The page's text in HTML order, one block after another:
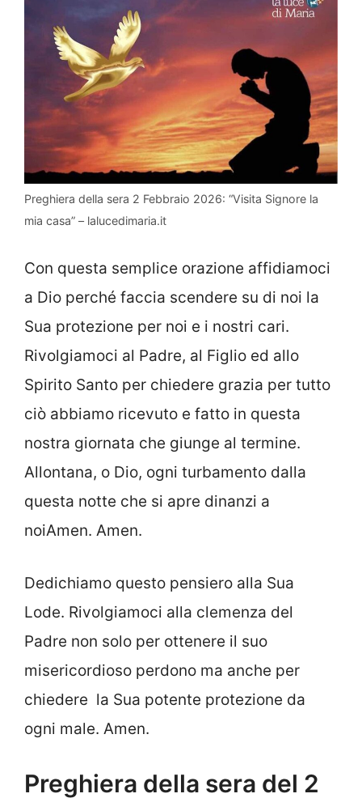
Preghiera della sera 2 Febbraio 2026: “Visita Signore la
mia casa” – lalucedimaria.it
Con questa semplice orazione affidiamoci
a Dio perché faccia scendere su di noi la
Sua protezione per noi e i nostri cari.
Rivolgiamoci al Padre, al Figlio ed allo
Spirito Santo per chiedere grazia per tutto
ciò abbiamo ricevuto e fatto in questa
nostra giornata che giunge al termine.
Allontana, o Dio, ogni turbamento dalla
questa notte che si apre dinanzi a
noiAmen. Amen.
Dedichiamo questo pensiero alla Sua
Lode. Rivolgiamoci alla clemenza del
Padre non solo per ottenere il suo
misericordioso perdono ma anche per
chiedere la Sua potente protezione da
ogni male. Amen.
Preghiera della sera del 2